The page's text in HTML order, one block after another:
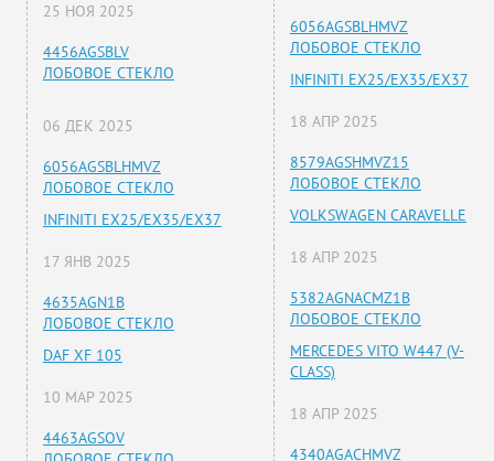
25 НОЯ 2025
4456AGSBLV
ЛОБОВОЕ СТЕКЛО
06 ДЕК 2025
6056AGSBLHMVZ
ЛОБОВОЕ СТЕКЛО
INFINITI EX25/EX35/EX37
17 ЯНВ 2025
4635AGN1B
ЛОБОВОЕ СТЕКЛО
DAF XF 105
10 МАР 2025
4463AGSOV
6056AGSBLHMVZ
ЛОБОВОЕ СТЕКЛО
INFINITI EX25/EX35/EX37
18 АПР 2025
8579AGSHMVZ15
ЛОБОВОЕ СТЕКЛО
VOLKSWAGEN CARAVELLE
18 АПР 2025
5382AGNACMZ1B
ЛОБОВОЕ СТЕКЛО
MERCEDES VITO W447 (V-
CLASS)
18 АПР 2025
4340AGACHMVZ